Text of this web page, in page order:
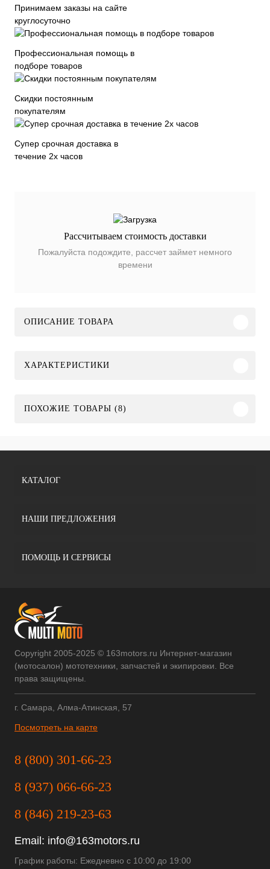
Принимаем заказы на сайте
круглосуточно
Профессиональная помощь в
подборе товаров
Скидки постоянным
покупателям
Супер срочная доставка в
течение 2х часов
Рассчитываем стоимость доставки
Пожалуйста подождите, рассчет займет немного
времени
ОПИСАНИЕ ТОВАРА
ХАРАКТЕРИСТИКИ
ПОХОЖИЕ ТОВАРЫ (8)
КАТАЛОГ
НАШИ ПРЕДЛОЖЕНИЯ
ПОМОЩЬ И СЕРВИСЫ
Copyright 2005-2025 © 163motors.ru Интернет-магазин
(мотосалон) мототехники, запчастей и экипировки. Все
права защищены.
г. Самара, Алма-Атинская, 57
Посмотреть на карте
8 (800) 301-66-23
8 (937) 066-66-23
8 (846) 219-23-63
Email: info@163motors.ru
График работы: Ежедневно с 10:00 до 19:00